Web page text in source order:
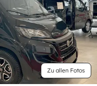
Zu allen Fotos